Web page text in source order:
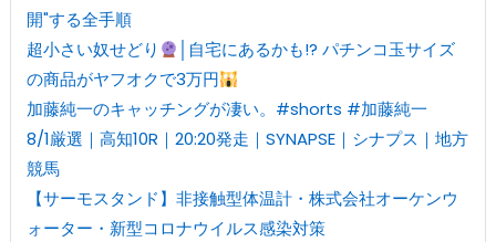
開"する全手順
超小さい奴せどり
│自宅にあるかも!? パチンコ玉サイズ
の商品がヤフオクで3万円
加藤純一のキャッチングが凄い。#shorts #加藤純一
8/1厳選｜高知10R｜20:20発走｜SYNAPSE｜シナプス｜地方
競馬
【サーモスタンド】非接触型体温計・株式会社オーケンウ
ォーター・新型コロナウイルス感染対策